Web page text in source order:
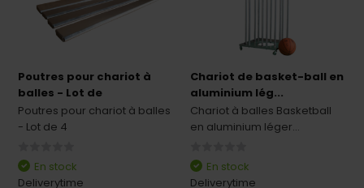
Poutres pour chariot à
balles - Lot de
Poutres pour chariot à balles
- Lot de 4
En stock
Deliverytime
Chariot de basket-ball en
aluminium lég...
Chariot à balles Basketball
en aluminium léger...
En stock
Deliverytime